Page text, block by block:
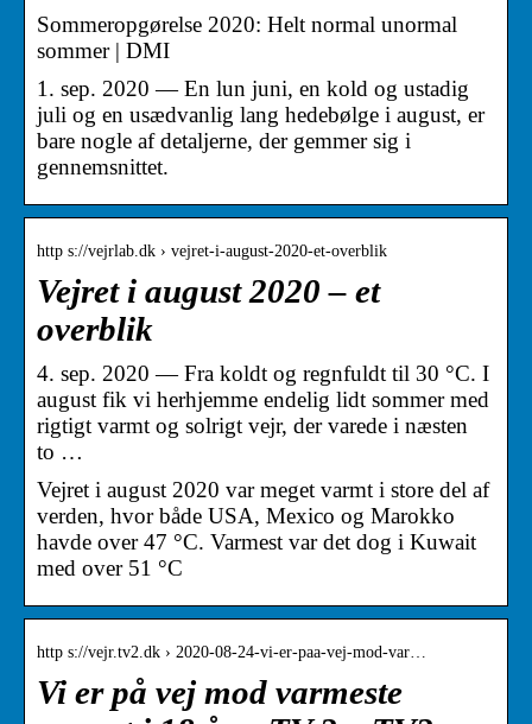
Sommeropgørelse 2020: Helt normal unormal
sommer | DMI
1. sep. 2020 — En lun juni, en kold og ustadig
juli og en usædvanlig lang hedebølge i august, er
bare nogle af detaljerne, der gemmer sig i
gennemsnittet.
http s://vejrlab.dk › vejret-i-august-2020-et-overblik
Vejret i august 2020 – et
overblik
4. sep. 2020 — Fra koldt og regnfuldt til 30 °C. I
august fik vi herhjemme endelig lidt sommer med
rigtigt varmt og solrigt vejr, der varede i næsten
to …
Vejret i august 2020 var meget varmt i store del af
verden, hvor både USA, Mexico og Marokko
havde over 47 °C. Varmest var det dog i Kuwait
med over 51 °C
http s://vejr.tv2.dk › 2020-08-24-vi-er-paa-vej-mod-var…
Vi er på vej mod varmeste